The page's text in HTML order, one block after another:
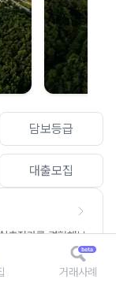
담보등급
대출모집
추정가를 경험해보
거래사례